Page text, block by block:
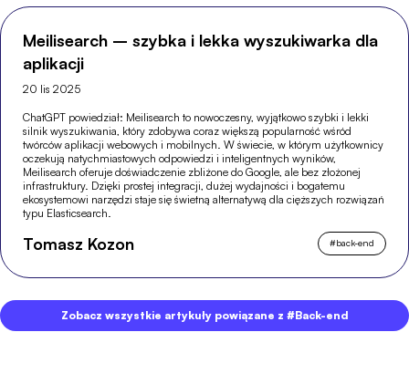
Meilisearch – szybka i lekka wyszukiwarka dla
aplikacji
20 lis 2025
ChatGPT powiedział: Meilisearch to nowoczesny, wyjątkowo szybki i lekki
silnik wyszukiwania, który zdobywa coraz większą popularność wśród
twórców aplikacji webowych i mobilnych. W świecie, w którym użytkownicy
oczekują natychmiastowych odpowiedzi i inteligentnych wyników,
Meilisearch oferuje doświadczenie zbliżone do Google, ale bez złożonej
infrastruktury. Dzięki prostej integracji, dużej wydajności i bogatemu
ekosystemowi narzędzi staje się świetną alternatywą dla cięższych rozwiązań
typu Elasticsearch.
Tomasz Kozon #back-end
Zobacz wszystkie artykuły powiązane z #Back-end